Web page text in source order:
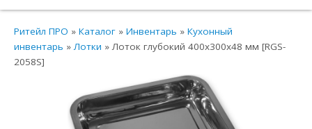
Ритейл ПРО »Каталог »Инвентарь »Кухонный
инвентарь »Лотки » Лоток глубокий 400х300х48 мм [RGS-
2058S]